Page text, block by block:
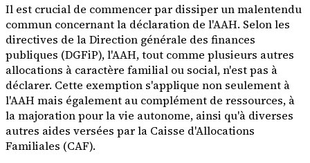
Il est crucial de commencer par dissiper un malentendu
commun concernant la déclaration de l'AAH. Selon les
directives de la Direction générale des finances
publiques (DGFiP), l'AAH, tout comme plusieurs autres
allocations à caractère familial ou social, n'est pas à
déclarer. Cette exemption s'applique non seulement à
l'AAH mais également au complément de ressources, à
la majoration pour la vie autonome, ainsi qu'à diverses
autres aides versées par la Caisse d'Allocations
Familiales (CAF).